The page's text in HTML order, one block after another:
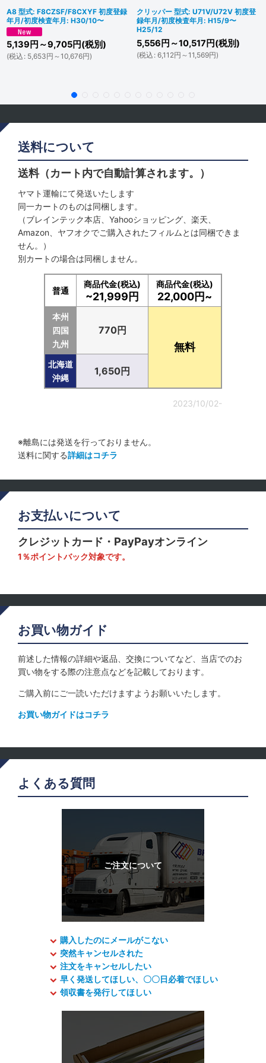
A8 型式: F8CZSF/F8CXYF 初度登録
年月/初度検査年月: H30/10〜
5,139 円 ～9,705円(税別)
(税込 : 5,653円 ～10,676円)
クリッパー 型式: U71V/U72V 初度登
録年月/初度検査年月: H15/9〜
H25/12
5,556 円 ～10,517 円(税別)
(税込 : 6,112円 ～11,569円)
送料について
送料（カート内で自動計算されます。）
ヤマト運輸にて発送いたします
同一カートのものは同梱します。
（ブレインテック本店、Yahooショッピング、楽天、
Amazon、ヤフオクでご購入されたフィルムとは同梱できま
せん。）
別カートの場合は同梱しません。
普通
商品代金(税込)
~21,999円
商品代金(税込)
22,000円~
本州
四国
九州
770円
無料
北海道
沖縄
1,650円
2023/10/02-
※離島には発送を行っておりません。
送料に関する詳細はコチラ
お支払いについて
クレジットカード・PayPayオンライン
1％ポイントバック対象です。
お買い物ガイド
前述した情報の詳細や返品、交換についてなど、当店でのお
買い物をする際の注意点などを記載しております。
ご購入前にご一読いただけますようお願いいたします。
お買い物ガイドはコチラ
よくある質問
購入したのにメールがこない
突然キャンセルされた
注文をキャンセルしたい
早く発送してほしい、〇〇日必着でほしい
領収書を発行してほしい